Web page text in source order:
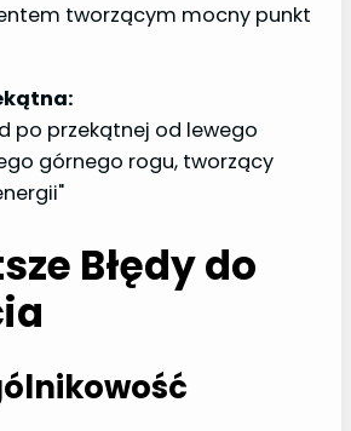
tworzącym mocny punkt
po przekątnej od lewego
górnego rogu, tworzący
Błędy do